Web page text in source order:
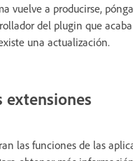
vuelve a producirse,
del plugin que
una actualización.
extensiones
las funciones de las